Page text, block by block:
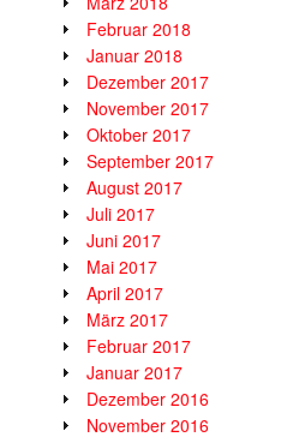
Februar 2018
Januar 2018
Dezember 2017
November 2017
Oktober 2017
September 2017
August 2017
Juli 2017
Juni 2017
Mai 2017
April 2017
März 2017
Februar 2017
Januar 2017
Dezember 2016
November 2016